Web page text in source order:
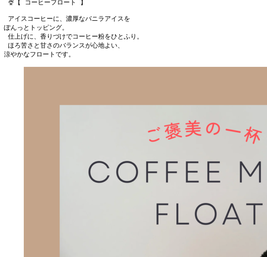
🍨【 コーヒーフロート 】
アイスコーヒーに、濃厚なバニラアイスを
ぽんっとトッピング。
仕上げに、香りづけでコーヒー粉をひとふり。
ほろ苦さと甘さのバランスが心地よい、
涼やかなフロートです。